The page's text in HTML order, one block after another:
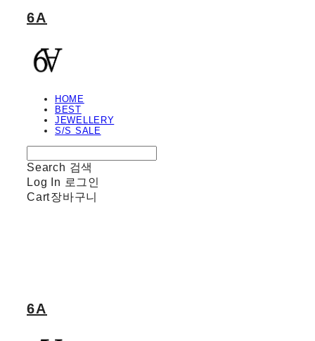
6A
HOME
BEST
JEWELLERY
S/S SALE
Search 검색
Log In 로그인
Cart장바구니
6A